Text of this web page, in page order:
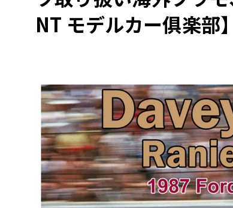
国産車
NT モデルカー俱楽部】